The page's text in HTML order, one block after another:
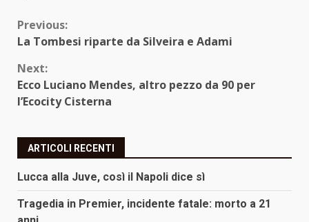
Continue
Previous:
La Tombesi riparte da Silveira e Adami
Next:
Ecco Luciano Mendes, altro pezzo da 90 per
l’Ecocity Cisterna
ARTICOLI RECENTI
Lucca alla Juve, così il Napoli dice sì
Tragedia in Premier, incidente fatale: morto a 21